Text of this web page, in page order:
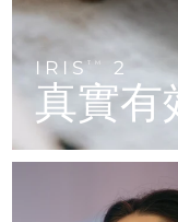
IRIS TM 2
真實有
For
All
For
Dual
LED
生髮
LED
Scalp
Full-
Full-
保健品
NEW
專業治療
克羅埃西亞
賽普勒斯
捷克